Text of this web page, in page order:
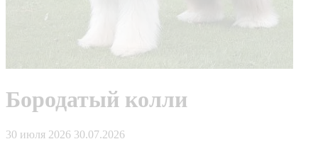
Бородатый колли
30 июля 2026 30.07.2026